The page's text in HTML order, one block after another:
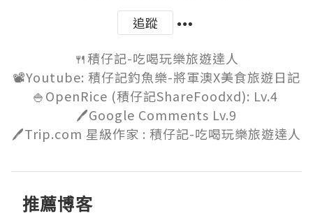
追蹤
🍴積仔記-吃喝玩樂旅遊達人
📽️Youtube: 積仔記釣魚樂-將軍澳X美食旅遊日記
🍚OpenRice (積仔記ShareFoodxd): Lv.4
🖊️Google Comments Lv.9
🖊️Trip.com 星級作家 : 積仔記-吃喝玩樂旅遊達人
推薦博客